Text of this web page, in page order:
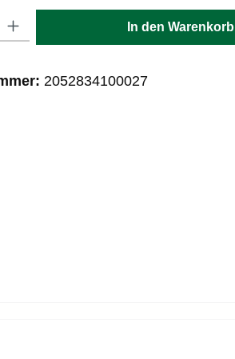
In den Warenkorb
2052834100027